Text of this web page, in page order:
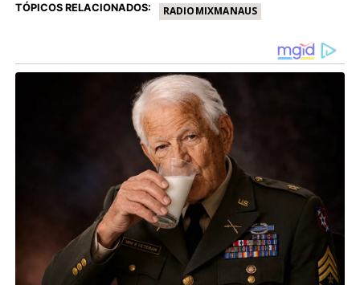
TÓPICOS RELACIONADOS: RADIOMIXMANAUS